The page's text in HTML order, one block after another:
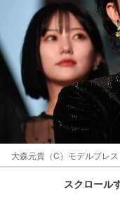
大森元貴（C）モデルプレス
スクロール